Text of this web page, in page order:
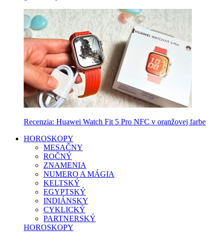
Recenzia: Huawei Watch Fit 5 Pro NFC v oranžovej farbe
HOROSKOPY
MESAČNY
ROČNÝ
ZNAMENIA
NUMERO A MÁGIA
KELTSKÝ
EGYPTSKÝ
INDIÁNSKY
CYKLICKÝ
PARTNERSKÝ
HOROSKOPY